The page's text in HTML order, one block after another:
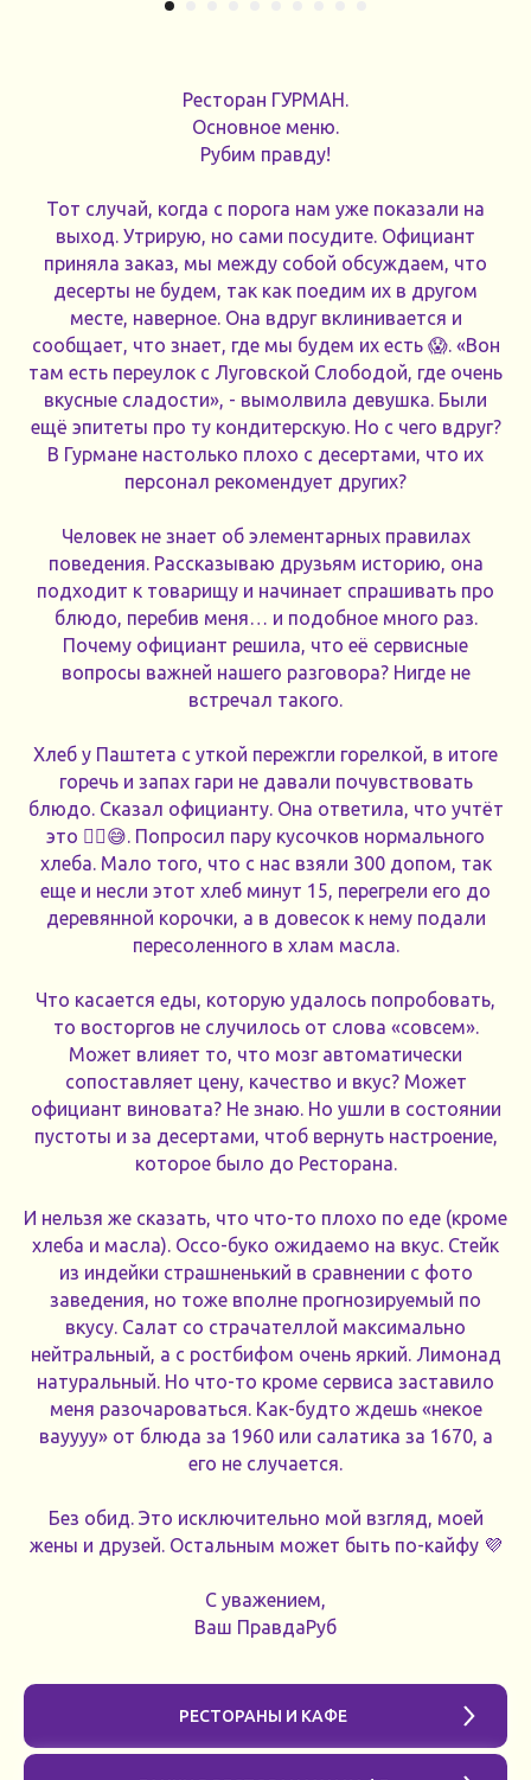
Ресторан ГУРМАН.
Основное меню.
Рубим правду!
Тот случай, когда с порога нам уже показали на
выход. Утрирую, но сами посудите. Официант
приняла заказ, мы между собой обсуждаем, что
десерты не будем, так как поедим их в другом
месте, наверное. Она вдруг вклинивается и
сообщает, что знает, где мы будем их есть 😱. «Вон
там есть переулок с Луговской Слободой, где очень
вкусные сладости», - вымолвила девушка. Были
ещё эпитеты про ту кондитерскую. Но с чего вдруг?
В Гурмане настолько плохо с десертами, что их
персонал рекомендует других?
Человек не знает об элементарных правилах
поведения. Рассказываю друзьям историю, она
подходит к товарищу и начинает спрашивать про
блюдо, перебив меня… и подобное много раз.
Почему официант решила, что её сервисные
вопросы важней нашего разговора? Нигде не
встречал такого.
Хлеб у Паштета с уткой пережгли горелкой, в итоге
горечь и запах гари не давали почувствовать
блюдо. Сказал официанту. Она ответила, что учтёт
это 😵‍💫😅. Попросил пару кусочков нормального
хлеба. Мало того, что с нас взяли 300 допом, так
еще и несли этот хлеб минут 15, перегрели его до
деревянной корочки, а в довесок к нему подали
пересоленного в хлам масла.
Что касается еды, которую удалось попробовать,
то восторгов не случилось от слова «совсем».
Может влияет то, что мозг автоматически
сопоставляет цену, качество и вкус? Может
официант виновата? Не знаю. Но ушли в состоянии
пустоты и за десертами, чтоб вернуть настроение,
которое было до Ресторана.
И нельзя же сказать, что что-то плохо по еде (кроме
хлеба и масла). Оссо-буко ожидаемо на вкус. Стейк
из индейки страшненький в сравнении с фото
заведения, но тоже вполне прогнозируемый по
вкусу. Салат со страчателлой максимально
нейтральный, а с ростбифом очень яркий. Лимонад
натуральный. Но что-то кроме сервиса заставило
меня разочароваться. Как-будто ждешь «некое
вауууу» от блюда за 1960 или салатика за 1670, а
его не случается.
Без обид. Это исключительно мой взгляд, моей
жены и друзей. Остальным может быть по-кайфу 💜
С уважением,
Ваш ПравдаРуб
РЕСТОРАНЫ И КАФЕ